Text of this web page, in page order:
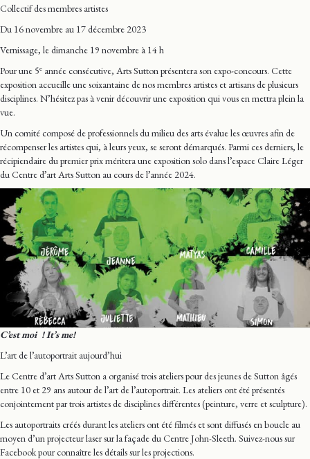
Collectif des membres artistes
Du 16 novembre au 17 décembre 2023
Vernissage, le dimanche 19 novembre à 14 h
Pour une 5e année consécutive, Arts Sutton présentera son expo-concours. Cette
exposition accueille une soixantaine de nos membres artistes et artisans de plusieurs
disciplines. N’hésitez pas à venir découvrir une exposition qui vous en mettra plein la
vue.
Un comité composé de professionnels du milieu des arts évalue les œuvres afin de
récompenser les artistes qui, à leurs yeux, se seront démarqués. Parmi ces derniers, le
récipiendaire du premier prix méritera une exposition solo dans l’espace Claire Léger
du Centre d’art Arts Sutton au cours de l’année 2024.
C’est moi ! It’s me!
L’art de l’autoportrait aujourd’hui
Le Centre d’art Arts Sutton a organisé trois ateliers pour des jeunes de Sutton âgés
entre 10 et 29 ans autour de l’art de l’autoportrait. Les ateliers ont été présentés
conjointement par trois artistes de disciplines différentes (peinture, verre et sculpture).
Les autoportraits créés durant les ateliers ont été filmés et sont diffusés en boucle au
moyen d’un projecteur laser sur la façade du Centre John-Sleeth. Suivez-nous sur
Facebook pour connaître les détails sur les projections.